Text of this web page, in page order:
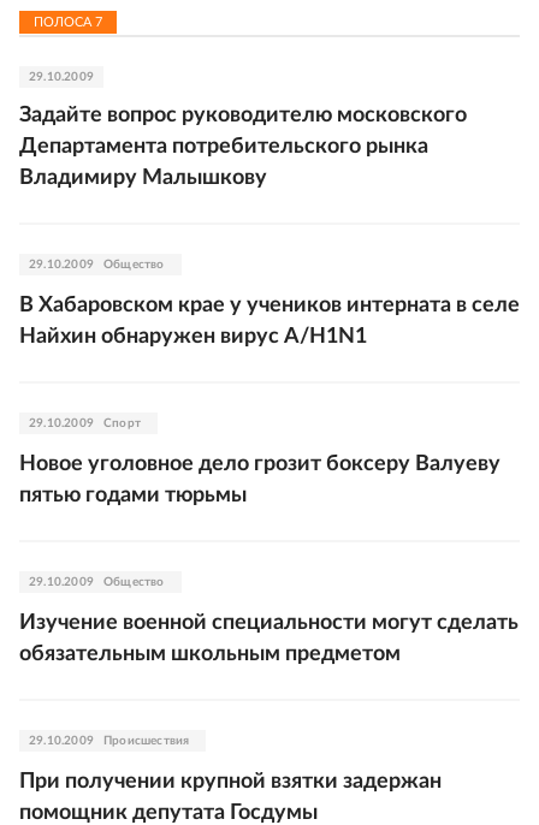
ПОЛОСА 7
29.10.2009
Задайте вопрос руководителю московского
Департамента потребительского рынка
Владимиру Малышкову
29.10.2009 Общество
В Хабаровском крае у учеников интерната в селе
Найхин обнаружен вирус A/H1N1
29.10.2009 Спорт
Новое уголовное дело грозит боксеру Валуеву
пятью годами тюрьмы
29.10.2009 Общество
Изучение военной специальности могут сделать
обязательным школьным предметом
29.10.2009 Происшествия
При получении крупной взятки задержан
помощник депутата Госдумы